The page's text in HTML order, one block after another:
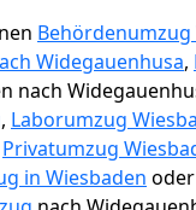
Behördenumzug
Widegauenhusa,
nach
, Laborumzug
Privatumzug
in Wiesbaden oder